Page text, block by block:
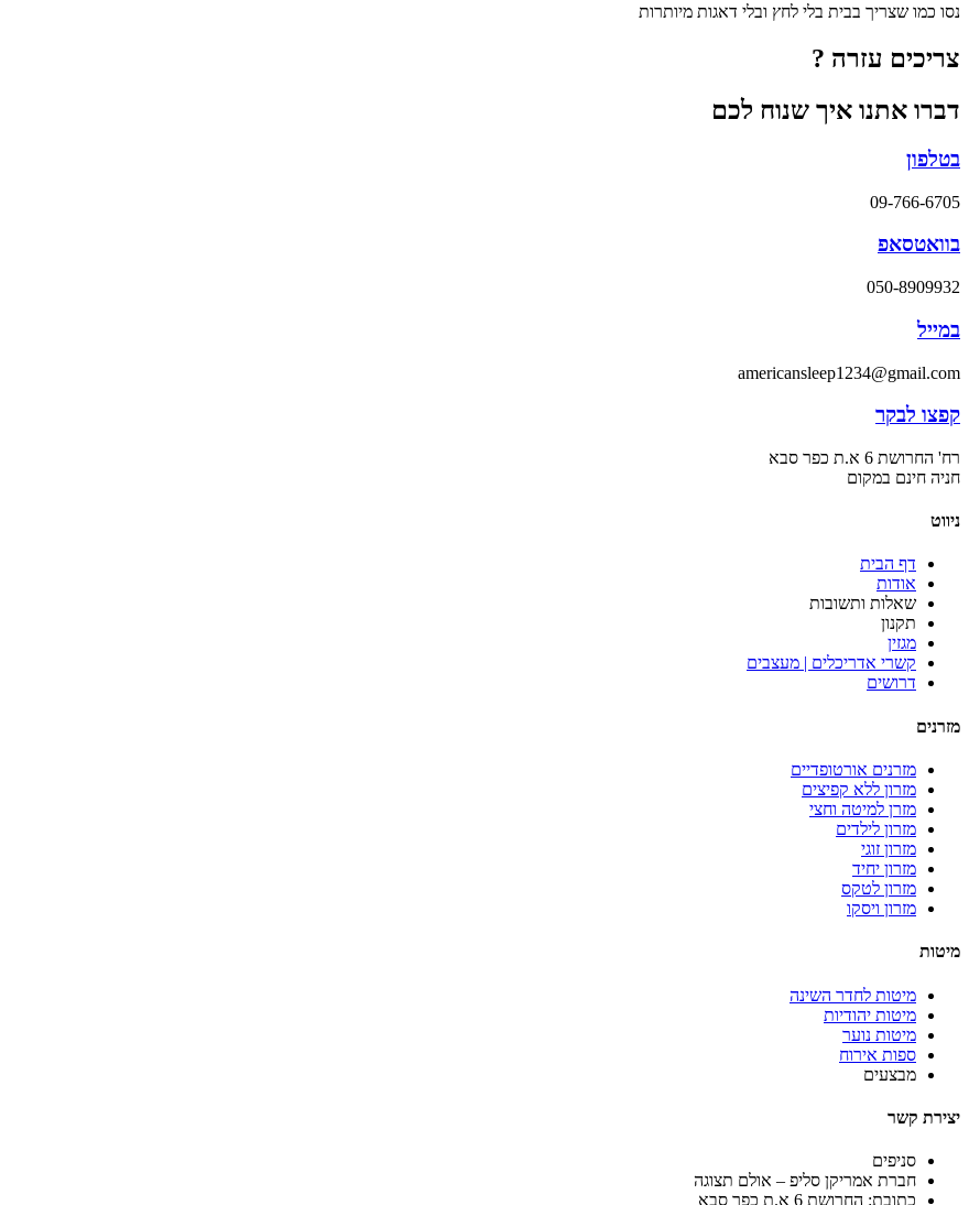
נסו כמו שצריך בבית בלי לחץ ובלי דאגות מיותרות
צריכים עזרה ?
דברו אתנו איך שנוח לכם
בטלפון
09-766-6705
בוואטסאפ
050-8909932
במייל
americansleep1234@gmail.com
קפצו לבקר
רח' החרושת 6 א.ת כפר סבא
חניה חינם במקום
ניווט
דף הבית
אודות
שאלות ותשובות
תקנון
מגזין
קשרי אדריכלים | מעצבים
דרושים
מזרנים
מזרנים אורטופדיים
מזרון ללא קפיצים
מזרן למיטה וחצי
מזרון לילדים
מזרון זוגי
מזרון יחיד
מזרון לטקס
מזרון ויסקו
מיטות
מיטות לחדר השינה
מיטות יהודיות
מיטות נוער
ספות אירוח
מבצעים
יצירת קשר
סניפים
חברת אמריקן סליפ – אולם תצוגה
כתובת: החרושת 6 א.ת כפר סבא